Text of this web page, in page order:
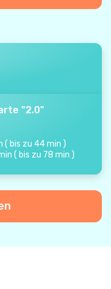
"2.0"
( bis zu 44min )
( bis zu 78 min )